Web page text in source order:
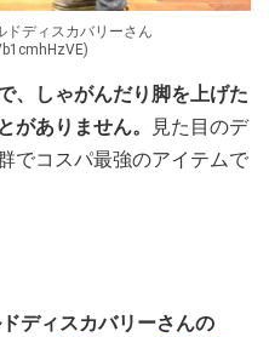
ドディスカバリーさん
、しゃがんだり脚を上げた
がありません。
見た目のデ
でコスパ最強のアイテムで
ディスカバリーさんの